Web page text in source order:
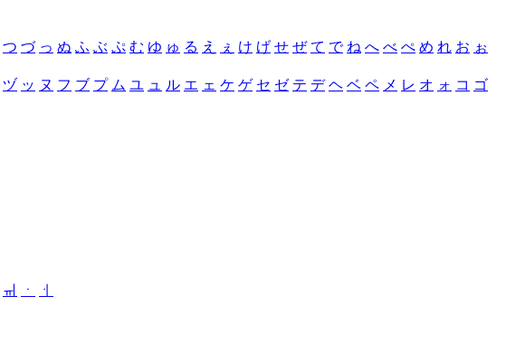
つ づ っ ぬ ふ ぶ ぷ む ゆ ゅ る え ぇ け げ せ ぜ て で ね へ べ ぺ め れ お ぉ
ヅ ッ ヌ フ ブ プ ム ユ ュ ル エ ェ ケ ゲ セ ゼ テ デ ヘ ベ ペ メ レ オ ォ コ ゴ
ㆌ ㆍ
ㆎ